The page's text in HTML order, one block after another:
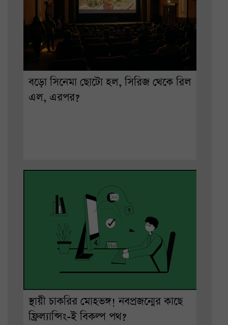
বড়ো সিনেমা ছোটো হল, সিরিজ থেকে রিল
এল, এরপর?
স্থায়ী চাকরির মোহভঙ্গ! নবপ্রজন্মের কাছে
ফ্রিল্যান্সিং-ই বিকল্প পথ?